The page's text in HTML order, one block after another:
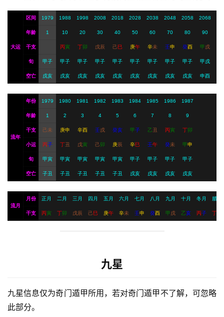
务
会
大运
区间 1979 1988 1998 2008 2018 2028 2038 2048 2058 2068
年龄 1 10 20 30 40 50 60 70 80 90
干支 丙寅 丁卯 戊辰 己巳 庚午 辛未 壬申 癸酉 甲 戌
旬 甲子 甲子 甲子 甲子 甲子 甲子 甲子 甲子 甲子 甲戌
空亡 戌亥 戌亥 戌亥 戌亥 戌亥 戌亥 戌亥 戌亥 戌亥 申酉
流年
年份 1979 1980 1981 1982 1983 1984 1985 1986 1987
年龄 1 2 3 4 5 6 7 8 9
干支 己未 庚申 辛酉 壬戌 癸亥 甲子 乙丑 丙寅 丁卯
小运 丙子 丁丑 戊寅 己卯 庚辰 辛巳 壬午 癸未 甲申
旬 甲寅 甲寅 甲寅 甲寅 甲寅 甲子 甲子 甲子 甲子
空亡 子丑 子丑 子丑 子丑 子丑 戌亥 戌亥 戌亥 戌亥
流月
月份 正月 二月 三月 四月 五月 六月 七月 八月 九月 十月 冬月 腊月
干支 丙寅 丁卯 戊辰 己巳 庚午 辛未 壬申 癸酉 甲 戌 乙亥 丙子 丁
九星
九星信息仅为奇门遁甲所用，若对奇门遁甲不了解，可忽略
此部分。